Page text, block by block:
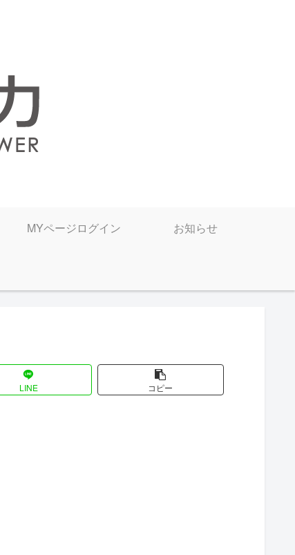
MYページログイン お知らせ
LINE コピー